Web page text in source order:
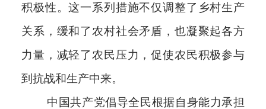
积极性。这一系列措施不仅调整了乡村生产
关系，缓和了农村社会矛盾，也凝聚起各方
力量，减轻了农民压力，促使农民积极参与
到抗战和生产中来。
中国共产党倡导全民根据自身能力承担